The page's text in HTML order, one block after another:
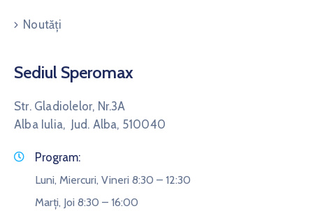
Noutăți
Sediul Speromax
Str. Gladiolelor, Nr.3A
Alba Iulia, Jud. Alba, 510040
Program:
Luni, Miercuri, Vineri 8:30 – 12:30
Marți, Joi 8:30 – 16:00